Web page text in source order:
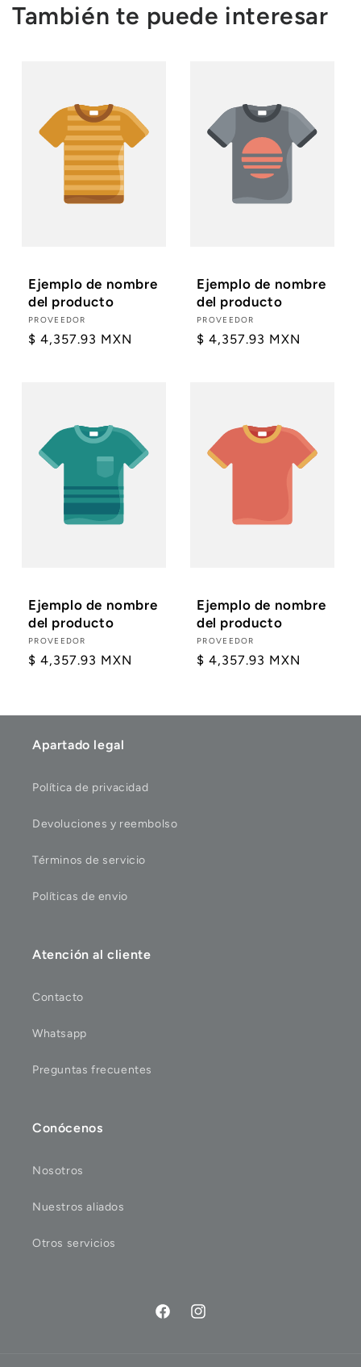
También te puede interesar
Ejemplo de nombre
del producto
Proveedor:
PROVEEDOR
Precio
$ 4,357.93 MXN
Ejemplo de nombre
del producto
Proveedor:
PROVEEDOR
Precio
$ 4,357.93 MXN
Ejemplo de nombre
del producto
Proveedor:
PROVEEDOR
Precio
$ 4,357.93 MXN
Ejemplo de nombre
del producto
Proveedor:
PROVEEDOR
Precio
$ 4,357.93 MXN
Apartado legal
Política de privacidad
Devoluciones y reembolso
Términos de servicio
Políticas de envio
Atención al cliente
Contacto
Whatsapp
Preguntas frecuentes
Conócenos
Nosotros
Nuestros aliados
Otros servicios
FacebookInstagram